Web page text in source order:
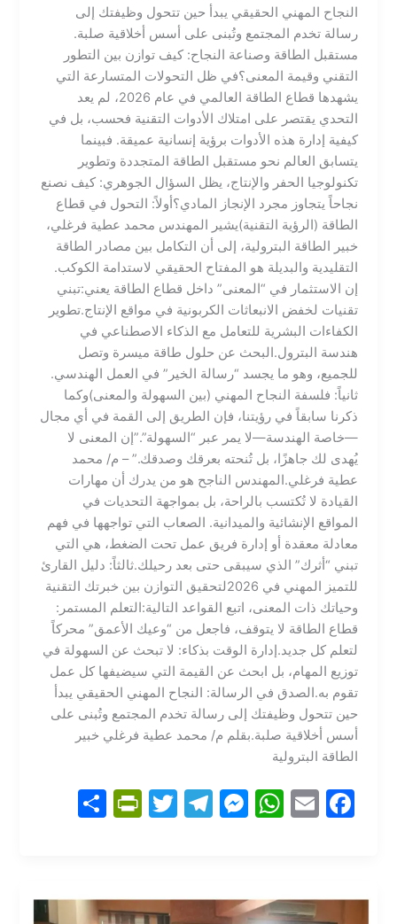
النجاح المهني الحقيقي يبدأ حين تتحول وظيفتك إلى
رسالة تخدم المجتمع وتُبنى على أسس أخلاقية صلبة.​​
مستقبل الطاقة وصناعة النجاح: كيف توازن بين التطور
التقني وقيمة المعنى؟​في ظل التحولات المتسارعة التي
يشهدها قطاع الطاقة العالمي في عام 2026، لم يعد
التحدي يقتصر على امتلاك الأدوات التقنية فحسب، بل في
كيفية إدارة هذه الأدوات برؤية إنسانية عميقة. فبينما
يتسابق العالم نحو مستقبل الطاقة المتجددة وتطوير
تكنولوجيا الحفر والإنتاج، يظل السؤال الجوهري: كيف نصنع
نجاحاً يتجاوز مجرد الإنجاز المادي؟​أولاً: التحول في قطاع
الطاقة (الرؤية التقنية)​يشير المهندس محمد عطية فرغلي،
خبير الطاقة البترولية، إلى أن التكامل بين مصادر الطاقة
التقليدية والبديلة هو المفتاح الحقيقي لاستدامة الكوكب.
إن الاستثمار في “المعنى” داخل قطاع الطاقة يعني:​تبني
تقنيات لخفض الانبعاثات الكربونية في مواقع الإنتاج.​تطوير
الكفاءات البشرية للتعامل مع الذكاء الاصطناعي في
هندسة البترول.​البحث عن حلول طاقة ميسرة وتصل
للجميع، وهو ما يجسد “رسالة الخير” في العمل الهندسي.​
ثانياً: فلسفة النجاح المهني (بين السهولة والمعنى)​وكما
ذكرنا سابقاً في رؤيتنا، فإن الطريق إلى القمة في أي مجال
—خاصة الهندسة—لا يمر عبر “السهولة”.​”إن المعنى لا
يُهدى لك جاهزًا، بل تُنحته بعرقك وصدقك.” – م/ محمد
عطية فرغلي.​المهندس الناجح هو من يدرك أن مهارات
القيادة لا تُكتسب بالراحة، بل بمواجهة التحديات في
المواقع الإنشائية والميدانية. الصعاب التي تواجهها في فهم
معادلة معقدة أو إدارة فريق عمل تحت الضغط، هي التي
تبني “أثرك” الذي سيبقى حتى بعد رحيلك.​ثالثاً: دليل القارئ
للتميز المهني في 2026​لتحقيق التوازن بين خبرتك التقنية
وحياتك ذات المعنى، اتبع القواعد التالية:​التعلم المستمر:
قطاع الطاقة لا يتوقف، فاجعل من “وعيك الأعمق” محركاً
لتعلم كل جديد.​إدارة الوقت بذكاء: لا تبحث عن السهولة في
توزيع المهام، بل ابحث عن القيمة التي سيضيفها كل عمل
تقوم به.​الصدق في الرسالة: النجاح المهني الحقيقي يبدأ
حين تتحول وظيفتك إلى رسالة تخدم المجتمع وتُبنى على
أسس أخلاقية صلبة.​بقلم م/ محمد عطية فرغلي خبير
الطاقة البترولية
F
b
E
W
A
M
e
T
a
T
Pr
e